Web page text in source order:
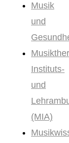
Musik
und
Instituts-
und
(MIA)